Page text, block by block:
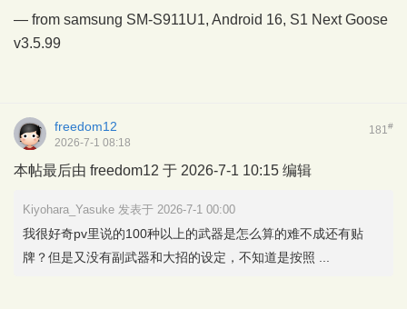
— from samsung SM-S911U1, Android 16, S1 Next Goose
v3.5.99
181#
freedom12
2026-7-1 08:18
本帖最后由 freedom12 于 2026-7-1 10:15 编辑
Kiyohara_Yasuke 发表于 2026-7-1 00:00
我很好奇pv里说的100种以上的武器是怎么算的难不成还有贴
牌？但是又没有副武器和大招的设定，不知道是按照 ...